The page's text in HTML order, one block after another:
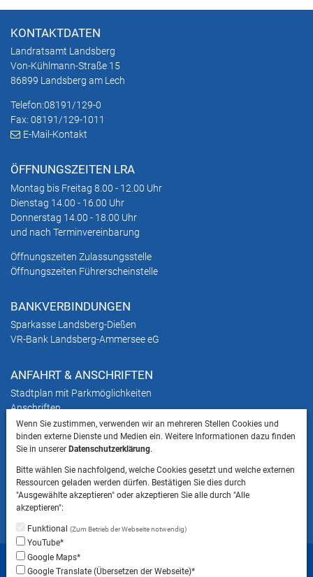
KONTAKTDATEN
Landratsamt Landsberg
Von-Kühlmann-Straße 15
86899 Landsberg am Lech
Telefon:08191/129-0
Fax: 08191/129-1011
E-Mail-Kontakt
ÖFFNUNGSZEITEN LRA
Montag bis Freitag 8.00 - 12.00 Uhr
Dienstag 14.00 - 16.00 Uhr
Donnerstag 14.00 - 18.00 Uhr
und nach Terminvereinbarung
Öffnungszeiten Zulassungsstelle
Öffnungszeiten Führerscheinstelle
BANKVERBINDUNGEN
Sparkasse Landsberg-Dießen
VR-Bank Landsberg-Ammersee eG
ANFAHRT & ANSCHRIFTEN
Stadtplan mit Parkmöglichkeiten
Anschriften
HINWEIS
ins Landratsamt Landsberg am Lech NICHT
gestattet ist.
Startseite Sitemap
Wenn Sie zustimmen, verwenden wir an mehreren Stellen Cookies und
binden externe Dienste und Medien ein. Weitere Informationen dazu finden
Sie in unsererDatenschutzerklärung.
Bitte wählen Sie nachfolgend, welche Cookies gesetzt und welche externen
Ressourcen geladen werden dürfen. Bestätigen Sie dies durch
"Ausgewählte akzeptieren" oder akzeptieren Sie alle durch "Alle
akzeptieren":
Funktional(Zum Betrieb der Webseite notwendig)
YouTube*
Google Maps*
Google Translate (Übersetzen der Webseite)*